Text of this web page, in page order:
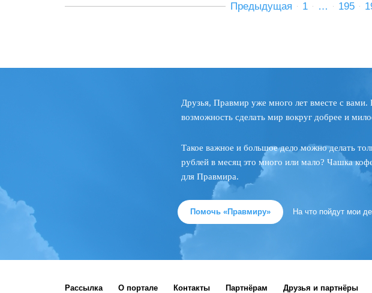
Предыдущая 1 … 195
Друзья, Правмир уже много лет вместе с
возможность сделать мир вокруг добрее и
Такое важное и большое дело можно делать
рублей в месяц это много или мало? Чашка
для Правмира.
Помочь «Правмиру» На что пойдут мои
Рассылка О портале Контакты Партнёрам Друзья и партнёры